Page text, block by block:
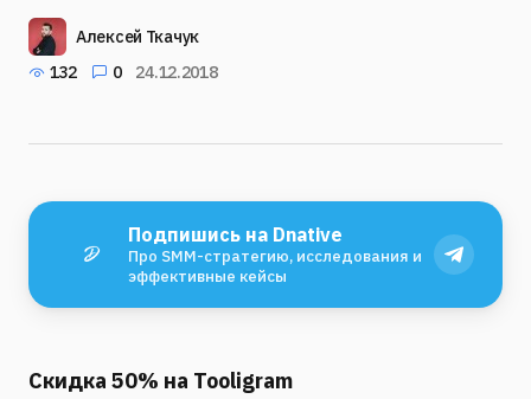
Алексей Ткачук
132
0 24.12.2018
Подпишись на Dnative
Про SMM-стратегию, исследования и
эффективные кейсы
Скидка 50% на Tooligram